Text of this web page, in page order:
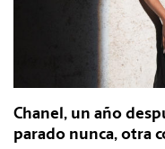
Chanel, un año
parado nunca, otra